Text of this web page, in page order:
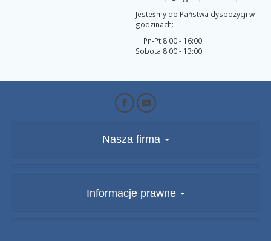
Jesteśmy do Państwa dyspozycji w
godzinach:
Pn-Pt:
Sobota:
8:00 - 16:00
8:00 - 13:00
Nasza firma
Informacje prawne